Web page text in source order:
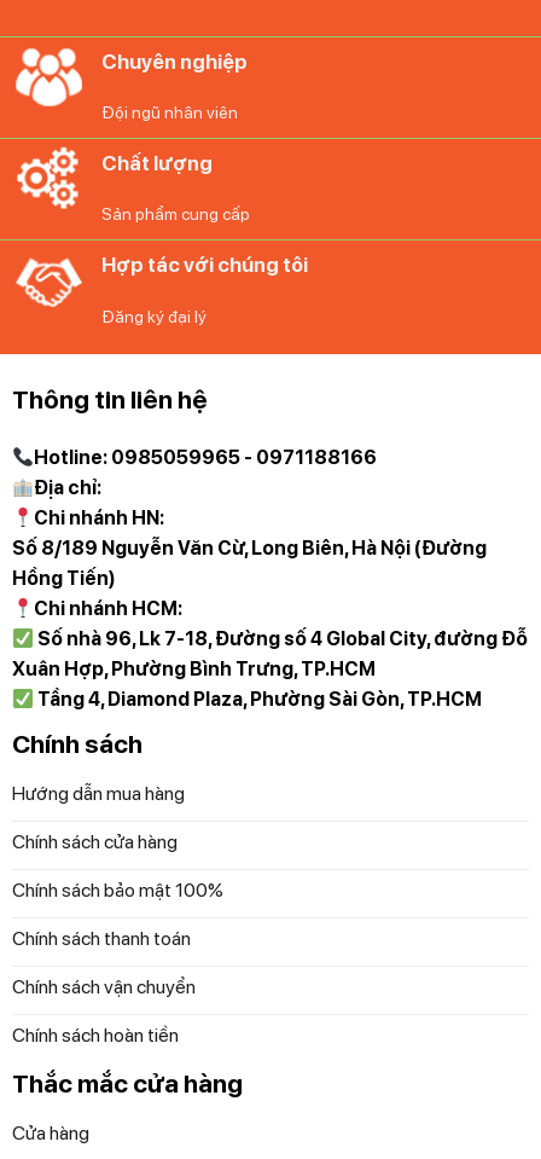
Chuyên nghiệp
Đội ngũ nhân viên
Chất lượng
Sản phẩm cung cấp
Hợp tác với chúng tôi
Đăng ký đại lý
Thông tin liên hệ
Hotline: 0985059965 - 0971188166
Địa chỉ:
Chi nhánh HN:
Số 8/189 Nguyễn Văn Cừ, Long Biên, Hà Nội (Đường
Hồng Tiến)
Chi nhánh HCM:
Số nhà 96, Lk 7-18, Đường số 4 Global City, đường Đỗ
Xuân Hợp, Phường Bình Trưng, TP.HCM
Tầng 4, Diamond Plaza, Phường Sài Gòn, TP.HCM
Chính sách
Hướng dẫn mua hàng
Chính sách cửa hàng
Chính sách bảo mật 100%
Chính sách thanh toán
Chính sách vận chuyển
Chính sách hoàn tiền
Thắc mắc cửa hàng
Cửa hàng